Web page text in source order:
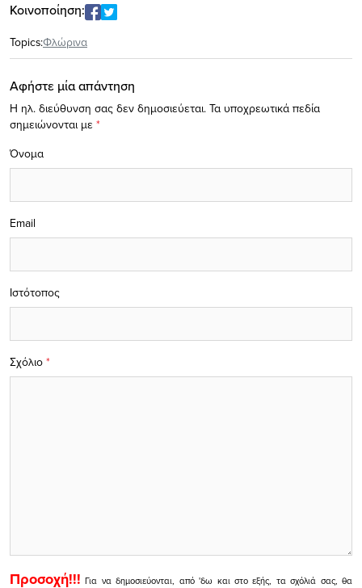
Κοινοποίηση:
Topics:Φλώρινα
Αφήστε μία απάντηση
Η ηλ. διεύθυνση σας δεν δημοσιεύεται. Τα υποχρεωτικά πεδία
σημειώνονται με *
Σχόλιο *
Όνομα
Email
Ιστότοπος
Προσοχή!!! Για να δημοσιεύονται, από 'δω και στο εξής, τα σχόλιά σας, θα